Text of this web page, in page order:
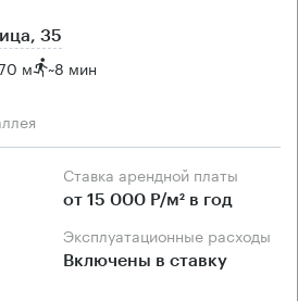
35
м ~8 мин
Ставка арендной платы
от 15 000 Р/м² в год
Эксплуатационные расходы
Включены в ставку